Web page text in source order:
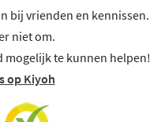
bij vrienden en kennissen.
niet om.
mogelijk te kunnen helpen!
op Kiyoh